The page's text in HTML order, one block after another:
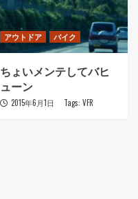
アウトドア バイク
ちょいメンテしてバヒ
ューン
2015年6月1日 Tags: VFR